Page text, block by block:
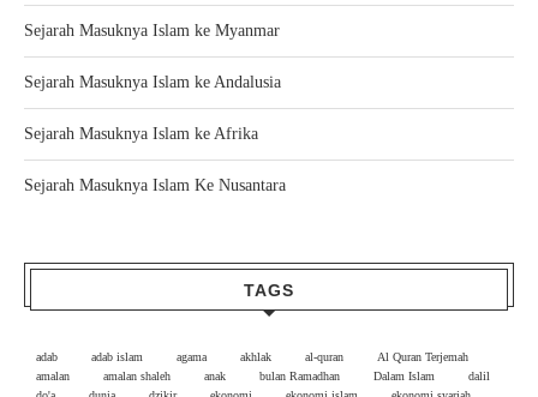
Sejarah Masuknya Islam ke Myanmar
Sejarah Masuknya Islam ke Andalusia
Sejarah Masuknya Islam ke Afrika
Sejarah Masuknya Islam Ke Nusantara
TAGS
adab adab islam agama akhlak al-quran
Al Quran Terjemah
amalan
amalan shaleh anak bulan Ramadhan Dalam Islam
dalil